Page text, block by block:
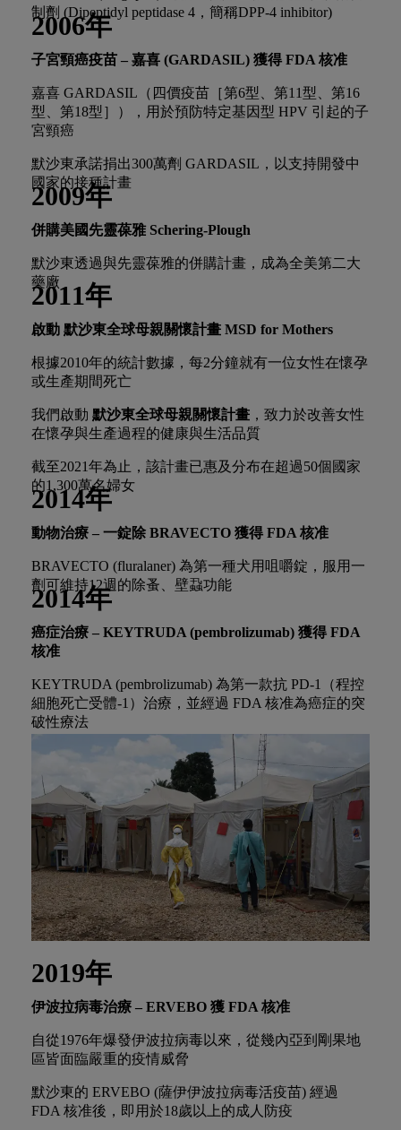
制劑 (Dipeptidyl peptidase 4，簡稱DPP-4 inhibitor)
2006年
子宮頸癌疫苗 – 嘉喜 (GARDASIL) 獲得 FDA 核准
嘉喜 GARDASIL（四價疫苗［第6型、第11型、第16
型、第18型］），用於預防特定基因型 HPV 引起的子
宮頸癌
默沙東承諾捐出300萬劑 GARDASIL，以支持開發中
國家的接種計畫
2009年
併購美國先靈葆雅 Schering-Plough
默沙東透過與先靈葆雅的併購計畫，成為全美第二大
藥廠
2011年
啟動 默沙東全球母親關懷計畫 MSD for Mothers
根據2010年的統計數據，每2分鐘就有一位女性在懷孕
或生產期間死亡
我們啟動 默沙東全球母親關懷計畫 ，致力於改善女性
在懷孕與生產過程的健康與生活品質
截至2021年為止，該計畫已惠及分布在超過50個國家
的1,300萬名婦女
2014年
動物治療 – 一錠除 BRAVECTO 獲得 FDA 核准
BRAVECTO (fluralaner) 為第一種犬用咀嚼錠，服用一
劑可維持12週的除蚤、壁蝨功能
2014年
癌症治療 – KEYTRUDA (pembrolizumab) 獲得 FDA
核准
KEYTRUDA (pembrolizumab) 為第一款抗 PD-1（程控
細胞死亡受體-1）治療，並經過 FDA 核准為癌症的突
破性療法
2019年
伊波拉病毒治療 – ERVEBO 獲 FDA 核准
自從1976年爆發伊波拉病毒以來，從幾內亞到剛果地
區皆面臨嚴重的疫情威脅
默沙東的 ERVEBO (薩伊伊波拉病毒活疫苗) 經過
FDA 核准後，即用於18歲以上的成人防疫